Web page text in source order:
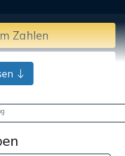
Zahlen